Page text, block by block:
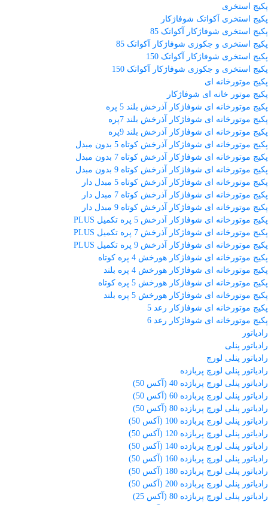
پکیج استخری
پکیج استخری آکواتک شوفاژکار
پکیج استخری شوفاژکار آکواتک 85
پکیج استخری و جکوزی شوفاژکار آکواتک 85
پکیج استخری شوفاژکار آکواتک 150
پکیج استخری و جکوزی شوفاژکار آکواتک 150
پکیج موتورخانه ای
پکیج موتور خانه ای شوفاژکار
پکیج موتورخانه ای شوفاژکار آذرخش بلند 5 پره
پکیج موتورخانه ای شوفاژکار آذرخش بلند 7پره
پکیج موتورخانه ای شوفاژکار آذرخش بلند 9پره
پکیج موتورخانه ای شوفاژکار آذرخش کوتاه 5 بدون مبدل
پکیج موتورخانه ای شوفاژکار آذرخش کوتاه 7 بدون مبدل
پکیج موتورخانه ای شوفاژکار آذرخش کوتاه 9 بدون مبدل
پکیج موتورخانه ای شوفاژکار آذرخش کوتاه 5 مبدل دار
پکیج موتورخانه ای شوفاژکار آذرخش کوتاه 7 مبدل دار
پکیج موتورخانه ای شوفاژکار آذرخش کوتاه 9 مبدل دار
پکیج موتورخانه ای شوفاژکار آذرخش 5 پره تکمیل PLUS
پکیج موتورخانه ای شوفاژکار آذرخش 7 پره تکمیل PLUS
پکیج موتورخانه ای شوفاژکار آذرخش 9 پره تکمیل PLUS
پکیج موتورخانه ای شوفاژکار هورخش 4 پره کوتاه
پکیج موتورخانه ای شوفاژکار هورخش 4 پره بلند
پکیج موتورخانه ای شوفاژکار هورخش 5 پره کوتاه
پکیج موتورخانه ای شوفاژکار هورخش 5 پره بلند
پکیج موتورخانه ای شوفاژکار رعد 5
پکیج موتورخانه ای شوفاژکار رعد 6
رادیاتور
رادیاتور پنلی
رادیاتور پنلی لورچ
رادیاتور پنلی لورچ پربازده
رادیاتور پنلی لورچ پربازده 40 (آکس 50)
رادیاتور پنلی لورچ پربازده 60 (آکس 50)
رادیاتور پنلی لورچ پربازده 80 (آکس 50)
رادیاتور پنلی لورچ پربازده 100 (آکس 50)
رادیاتور پنلی لورچ پربازده 120 (آکس 50)
رادیاتور پنلی لورچ پربازده 140 (آکس 50)
رادیاتور پنلی لورچ پربازده 160 (آکس 50)
رادیاتور پنلی لورچ پربازده 180 (آکس 50)
رادیاتور پنلی لورچ پربازده 200 (آکس 50)
رادیاتور پنلی لورچ پربازده 80 (آکس 25)